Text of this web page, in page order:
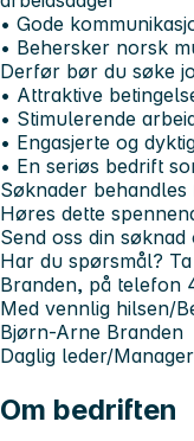
• Gode
• Behersker norsk
Derfør bør du søke
• Attraktive
• Stimulerende
• Engasjerte og
• En seriøs bedrift
Søknader
Høres dette
Send oss din søknad
Har du spørsmål?
Branden, på telefon
Med vennlig hilsen/
Bjørn-Arne Branden
Daglig leder/Manager
Om bedriften